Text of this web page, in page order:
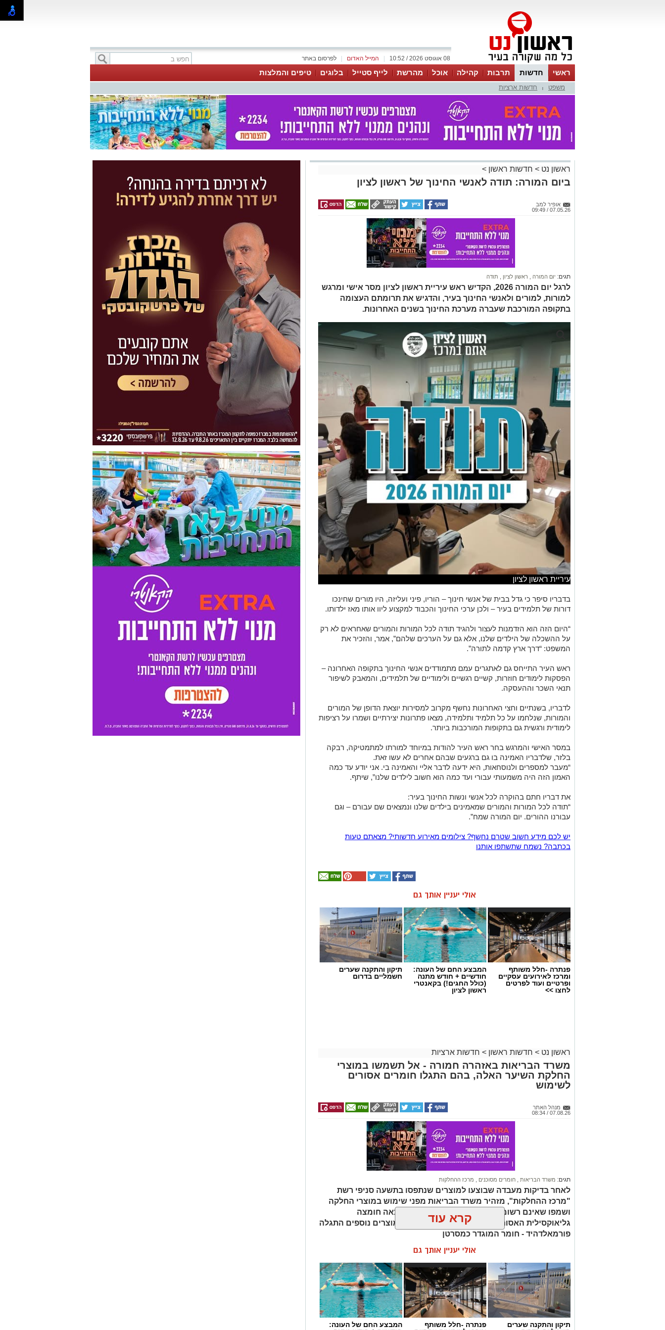
לפרסום באתר המייל האדום 08 אוגוסט 2026 / 10:52
ראשי חדשות תרבות קהילה אוכל מהרשת לייף סטייל בלוגים טיפים והמלצות
משפט חדשות ארציות
ראשון נט > חדשות ראשון >
ביום המורה: תודה לאנשי החינוך של ראשון לציון
אופיר למב
07.05.26 / 09:49
תגים: יום המורה ראשון לציון תודה
לרגל יום המורה 2026, הקדיש ראש עיריית ראשון לציון מסר אישי ומרגש
למורות, למורים ולאנשי החינוך בעיר, והדגיש את תרומתם העצומה
בתקופה המורכבת שעברה מערכת החינוך בשנים האחרונות.
עיריית ראשון לציון
בדבריו סיפר כי גדל בבית של אנשי חינוך – הוריו, פיני ועליזה, היו מורים שחינכו
דורות של תלמידים בעיר – ולכן ערכי החינוך והכבוד למקצוע ליוו אותו מאז ילדותו.
“היום הזה הוא הזדמנות לעצור ולהגיד תודה לכל המורות והמורים שאחראים לא רק
על ההשכלה של הילדים שלנו, אלא גם על הערכים שלהם”, אמר, והזכיר את
המשפט: “דרך ארץ קדמה לתורה”.
ראש העיר התייחס גם לאתגרים עמם מתמודדים אנשי החינוך בתקופה האחרונה –
הפסקות לימודים חוזרות, קשיים רגשיים ולימודיים של תלמידים, והמאבק לשיפור
תנאי השכר וההעסקה.
לדבריו, בשנתיים וחצי האחרונות נחשף מקרוב למסירות יוצאת הדופן של המורים
והמורות, שנלחמו על כל תלמיד ותלמידה, מצאו פתרונות יצירתיים ושמרו על רציפות
לימודית ורגשית גם בתקופות המורכבות ביותר.
במסר האישי והמרגש בחר ראש העיר להודות במיוחד למורתו למתמטיקה, רבקה
בלזר, שלדבריו האמינה בו גם ברגעים שבהם אחרים לא עשו זאת.
“מעבר למספרים ולנוסחאות, היא ידעה לדבר אליי והאמינה בי. אני יודע עד כמה
האמון הזה היה משמעותי עבורי ועד כמה הוא חשוב לילדים שלנו”, שיתף.
את דבריו חתם בהוקרה לכל אנשי ונשות החינוך בעיר:
“תודה לכל המורות והמורים שמאמינים בילדים שלנו ונמצאים שם עבורם – וגם
עבורנו ההורים. יום המורה שמח”.
יש לכם מידע חשוב שטרם נחשף? צילומים מאירוע חדשותי? מצאתם טעות
בכתבה? נשמח שתשתפו אותנו
אולי יעניין אותך גם
פנתרה -חלל משותף
ומרכז לאירועים עסקיים
ופרטיים ועוד לפרטים
לחצו >>
המבצע החם של העונה:
חודשיים + חודש מתנה
(כולל החגים!) בקאנטרי
ראשון לציון
תיקון והתקנה שערים
חשמליים בדרום
ראשון נט > חדשות ראשון > חדשות ארציות
משרד הבריאות באזהרה חמורה - אל תשמשו במוצרי
החלקת השיער האלה, בהם התגלו חומרים אסורים
לשימוש
מנהל האתר
07.08.26 / 08:34
תגים: משרד הבריאות חומרים מסוכנים מרכז ההחלקות
לאחר בדיקות מעבדה שבוצעו למוצרים שנתפסו בתשעה סניפי רשת
"מרכז ההחלקות", מזהיר משרד הבריאות מפני שימוש במוצרי החלקה
ושמפו שאינם רשומים כחוק. בחלק מהמוצרים נמצאה חומצה
גליאוקסילית האסורה לשימוש בהחלקות שיער, ובמוצרים נוספים התגלה
פורמאלדהיד - חומר המוגדר כמסרטן
קרא עוד
אולי יעניין אותך גם
תיקון והתקנה שערים
פנתרה -חלל משותף
המבצע החם של העונה: